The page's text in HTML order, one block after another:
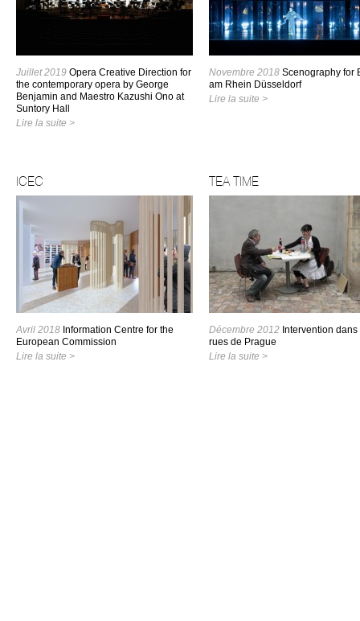
Juillet 2019 Opera Creative Direction for
the contemporary opera by George
Benjamin and Maestro Kazushi Ono at
Suntory Hall
Lire la suite >
Novembre 2018 Scenography for
am Rhein Düsseldorf
Lire la suite >
ICEC
Avril 2018 Information Centre for the
European Commission
Lire la suite >
TEA TIME
Décembre 2012 Intervention dans
rues de Prague
Lire la suite >